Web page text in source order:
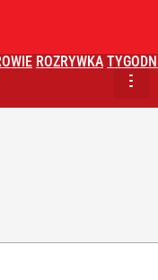
ROZRYWKA